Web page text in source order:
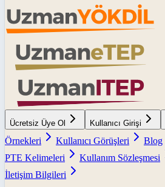
Ücretsiz Üye Ol Kullanıcı Girişi
Örnekleri
Kullanıcı Görüşleri Blog
PTE Kelimeleri
Kullanım Sözleşmesi
İletişim Bilgileri